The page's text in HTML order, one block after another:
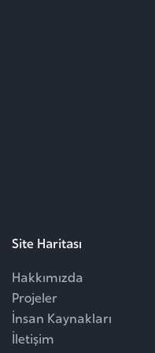
Site Haritası
Hakkımızda
Projeler
İnsan Kaynakları
İletişim